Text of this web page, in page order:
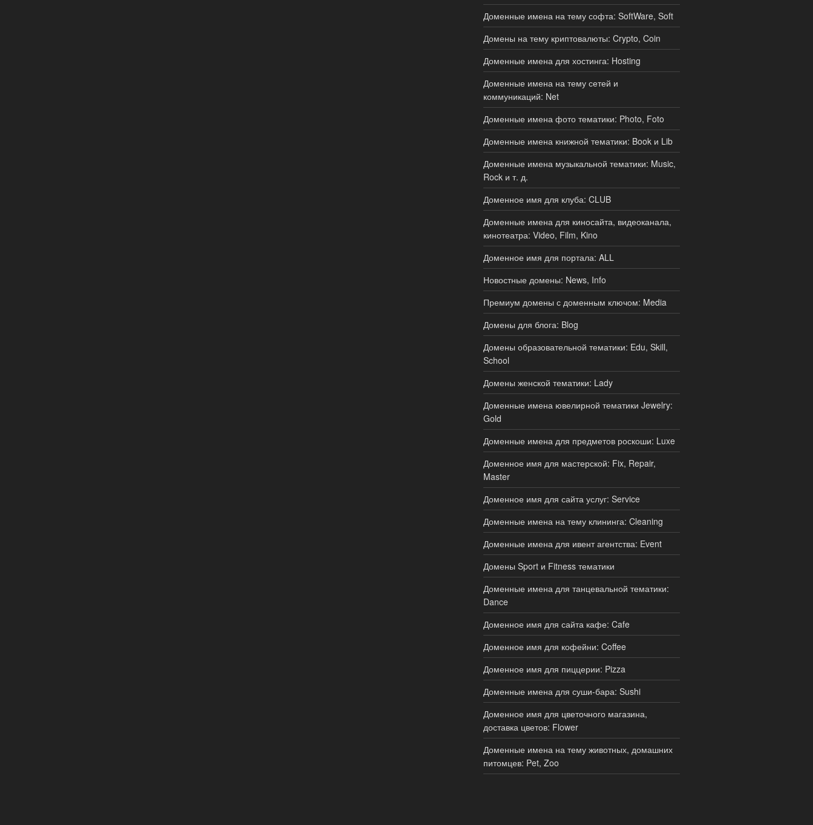
Доменные имена на тему софта: SoftWare, Soft
Домены на тему криптовалюты: Crypto, Coin
Доменные имена для хостинга: Hosting
Доменные имена на тему сетей и
коммуникаций: Net
Доменные имена фото тематики: Photo, Foto
Доменные имена книжной тематики: Book и Lib
Доменные имена музыкальной тематики: Music,
Rock и т. д.
Доменное имя для клуба: CLUB
Доменные имена для киносайта, видеоканала,
кинотеатра: Video, Film, Kino
Доменное имя для портала: ALL
Новостные домены: News, Info
Премиум домены с доменным ключом: Media
Домены для блога: Blog
Домены образовательной тематики: Edu, Skill,
School
Домены женской тематики: Lady
Доменные имена ювелирной тематики Jewelry:
Gold
Доменные имена для предметов роскоши: Luxe
Доменное имя для мастерской: Fix, Repair,
Master
Доменное имя для сайта услуг: Service
Доменные имена на тему клининга: Cleaning
Доменные имена для ивент агентства: Event
Домены Sport и Fitness тематики
Доменные имена для танцевальной тематики:
Dance
Доменное имя для сайта кафе: Cafe
Доменное имя для кофейни: Coffee
Доменное имя для пиццерии: Pizza
Доменные имена для суши-бара: Sushi
Доменное имя для цветочного магазина,
доставка цветов: Flower
Доменные имена на тему животных, домашних
питомцев: Pet, Zoo